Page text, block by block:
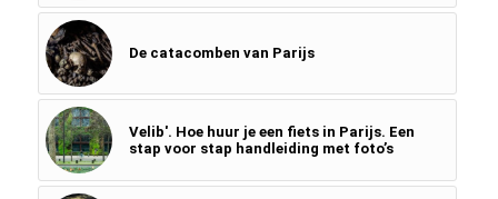
De catacomben van Parijs
Velib'. Hoe huur je een fiets in Parijs. Een
stap voor stap handleiding met foto’s